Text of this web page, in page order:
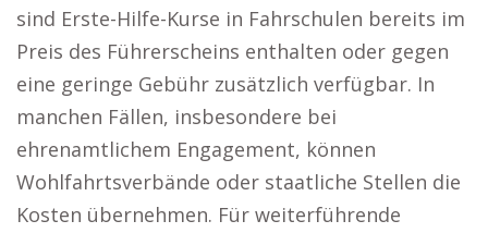
sind Erste-Hilfe-Kurse in Fahrschulen bereits im
Preis des Führerscheins enthalten oder gegen
eine geringe Gebühr zusätzlich verfügbar. In
manchen Fällen, insbesondere bei
ehrenamtlichem Engagement, können
Wohlfahrtsverbände oder staatliche Stellen die
Kosten übernehmen. Für weiterführende